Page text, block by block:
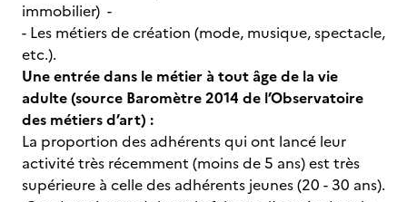
immobilier) -
- Les métiers de création (mode, musique, spectacle,
etc.).
Une entrée dans le métier à tout âge de la vie
adulte (source Baromètre 2014 de l’Observatoire
des métiers d’art) :
La proportion des adhérents qui ont lancé leur
activité très récemment (moins de 5 ans) est très
supérieure à celle des adhérents jeunes (20 - 30 ans).